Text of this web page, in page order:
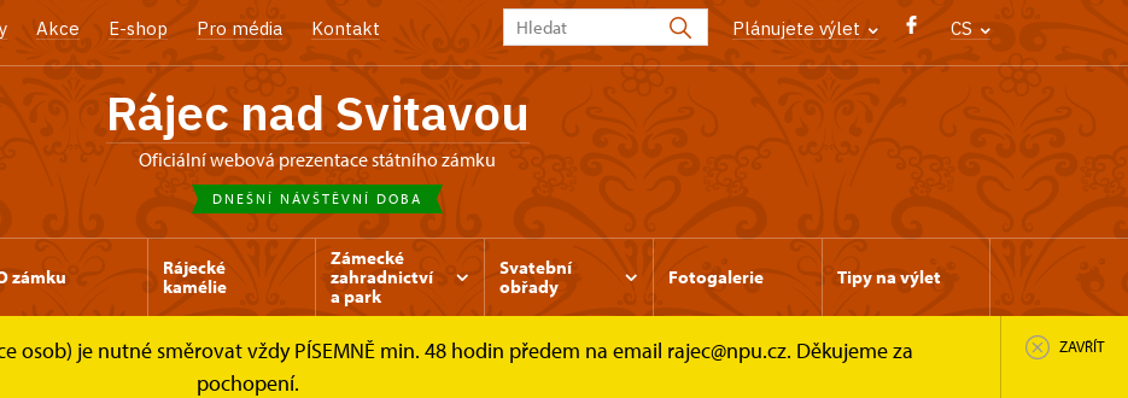
Akce E-shop Pro média Kontakt Plánujete výlet CS
Rájec nad Svitavou
Oficiální webová prezentace státního zámku
DNEŠNÍ NÁVŠTĚVNÍ DOBA
zámku
Rájecké
kamélie
Zámecké
zahradnictví
a park
Svatební
obřady
Fotogalerie Tipy na výlet
osob) je nutné směrovat vždy PÍSEMNĚ min. 48 hodin předem na email rajec@npu.cz. Děkujeme za
pochopení.
ZAVŘÍT
návštěvníky Zámek on-line